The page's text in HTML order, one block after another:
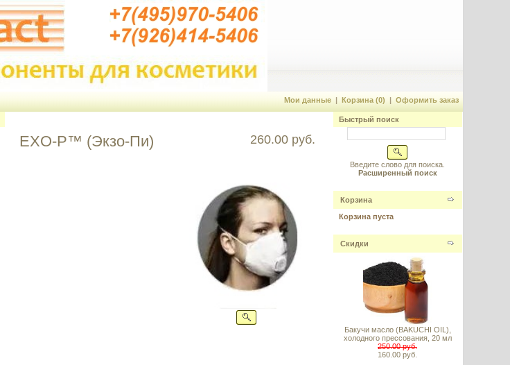
Мои данные| Корзина (0) | Оформить заказ
EXO-P™ (Экзо-Пи) 260.00 руб.
Быстрый поиск
Введите слово для поиска.
Расширенный поиск
Корзина
Корзина пуста
Скидки
Бакучи масло (BAKUCHI OIL),
холодного прессования, 20 мл
250.00 руб.
160.00 руб.